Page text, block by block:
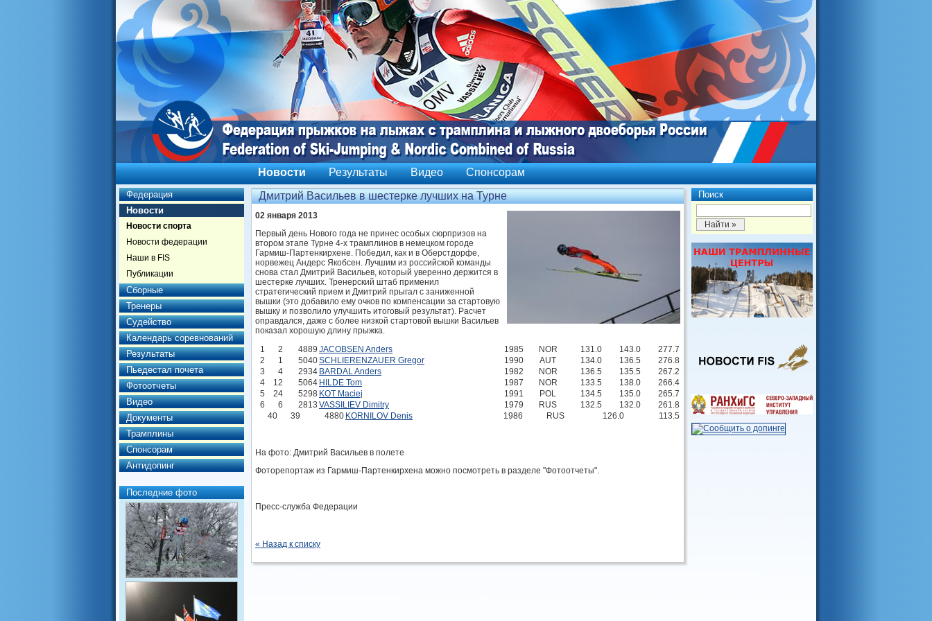
Новости Результаты Видео Спонсорам
Федерация
Новости
Новости спорта
Новости федерации
Наши в FIS
Публикации
Сборные
Тренеры
Судейство
Календарь соревнований
Результаты
Пьедестал почета
Фотоотчеты
Видео
Документы
Трамплины
Спонсорам
Антидопинг
Последние фото
Поиск
Дмитрий Васильев в шестерке лучших на Турне
02 января 2013
Первый день Нового года не принес особых сюрпризов на
втором этапе Турне 4-х трамплинов в немецком городе
Гармиш-Партенкирхене. Победил, как и в Оберстдорфе,
норвежец Андерс Якобсен. Лучшим из российской команды
снова стал Дмитрий Васильев, который уверенно держится в
шестерке лучших. Тренерский штаб применил
стратегический прием и Дмитрий прыгал с заниженной
вышки (это добавило ему очков по компенсации за стартовую
вышку и позволило улучшить итоговый результат). Расчет
оправдался, даже с более низкой стартовой вышки Васильев
показал хорошую длину прыжка.
1
2 4889 JACOBSEN Anders 1985 NOR 131.0 143.0
277.7
2
1 5040SCHLIERENZAUER Gregor 1990 AUT 134.0 136.5
276.8
3
4 2934 BARDAL Anders 1982 NOR 136.5 135.5
267.2
4
12 5064 HILDE Tom 1987 NOR 133.5 138.0
266.4
5
24 5298 KOT Maciej 1991 POL 134.5 135.0
265.7
6
6 2813 VASSILIEV Dimitry 1979 RUS 132.5 132.0
261.8
40
39 4880 KORNILOV Denis 1986 RUS 126.0 113.5
На фото: Дмитрий Васильев в полете
Фоторепортаж из Гармиш-Партенкирхена можно посмотреть в разделе "Фотоотчеты".
Пресс-служба Федерации
« Назад к списку